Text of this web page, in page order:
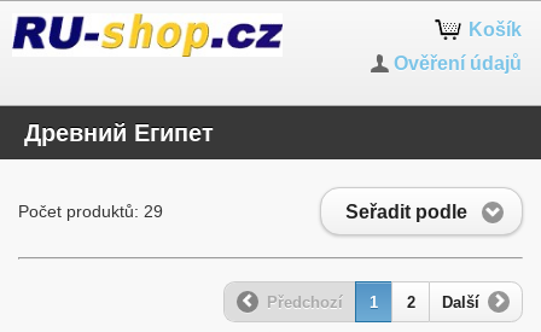
Košík
Ověření údajů
Древний Египет
Seřadit podle
Počet produktů: 29
Předchozí 1 2 Další